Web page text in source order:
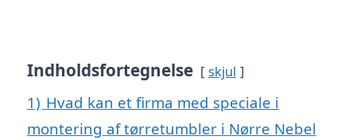
Indholdsfortegnelse skjul
1) Hvad kan et firma med speciale i
montering af tørretumbler i Nørre Nebel